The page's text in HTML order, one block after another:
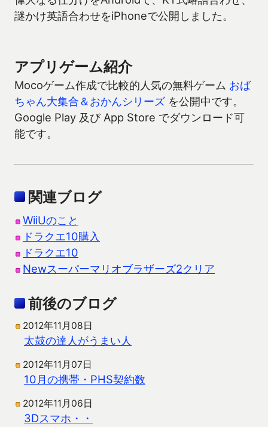
謎かけ英語合わせをiPhoneで公開しました。
アプリゲーム紹介
Mocoゲーム作成で比較的人気の無料ゲーム おば
ちゃん大集合＆おかんシリーズ を公開中です。
Google Play 及び App Store でダウンロード可
能です。
関連ブログ
WiiUのこと
ドラクエ10購入
ドラクエ10
Newスーパーマリオブラザーズ2クリア
前後のブログ
2012年11月08日
太鼓の達人がうまい人
2012年11月07日
10月の携帯・PHS契約数
2012年11月06日
3Dスマホ・・